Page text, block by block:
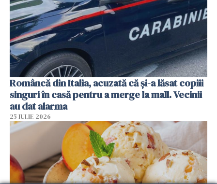
Româncă din Italia, acuzată că și-a lăsat copiii
singuri în casă pentru a merge la mall. Vecinii
au dat alarma
25 IULIE 2026